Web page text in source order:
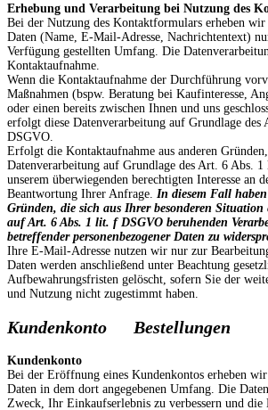
Erhebung und Verarbeitung bei Nutzung des
Bei der Nutzung des Kontaktformulars erheben wir
Daten (Name, E-Mail-Adresse, Nachrichtentext)
Verfügung gestellten Umfang. Die
Kontaktaufnahme.
Wenn die Kontaktaufnahme der Durchführung
Maßnahmen (bspw. Beratung bei Kaufinteresse,
oder einen bereits zwischen Ihnen und uns
erfolgt diese Datenverarbeitung auf Grundlage
DSGVO.
Erfolgt die Kontaktaufnahme aus anderen
Datenverarbeitung auf Grundlage des Art. 6 Abs.
unserem überwiegenden berechtigten Interesse an
Beantwortung Ihrer Anfrage. In diesem Fall
Gründen, die sich aus Ihrer besonderen Situation
auf Art. 6 Abs. 1 lit. f DSGVO beruhenden
betreffender personenbezogener Daten zu
Ihre E-Mail-Adresse nutzen wir nur zur
Daten werden anschließend unter Beachtung
Aufbewahrungsfristen gelöscht, sofern Sie der
und Nutzung nicht zugestimmt haben.
Kundenkonto Bestellungen
Kundenkonto
Bei der Eröffnung eines Kundenkontos erheben wir
Daten in dem dort angegebenen Umfang. Die
Zweck, Ihr Einkaufserlebnis zu verbessern und die